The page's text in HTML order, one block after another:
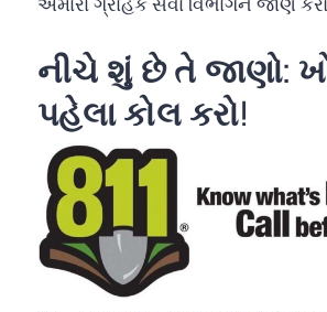
અમારા ગ્રાહક સેવા વિભાગને જાણ
નીચે શું છે તે જાણો:
પહેલા કોલ કરો!